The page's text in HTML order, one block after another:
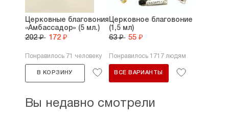
Церковные благовония
«Амбассадор» (5 мл.)
202 ₽ 172 ₽
Понравилось 71 человеку
В КОРЗИНУ
Церковное благовоние
(1,5 мл)
63 ₽ 55 ₽
Понравилось 1717 людям
ВСЕ ВАРИАНТЫ
Вы недавно смотрели